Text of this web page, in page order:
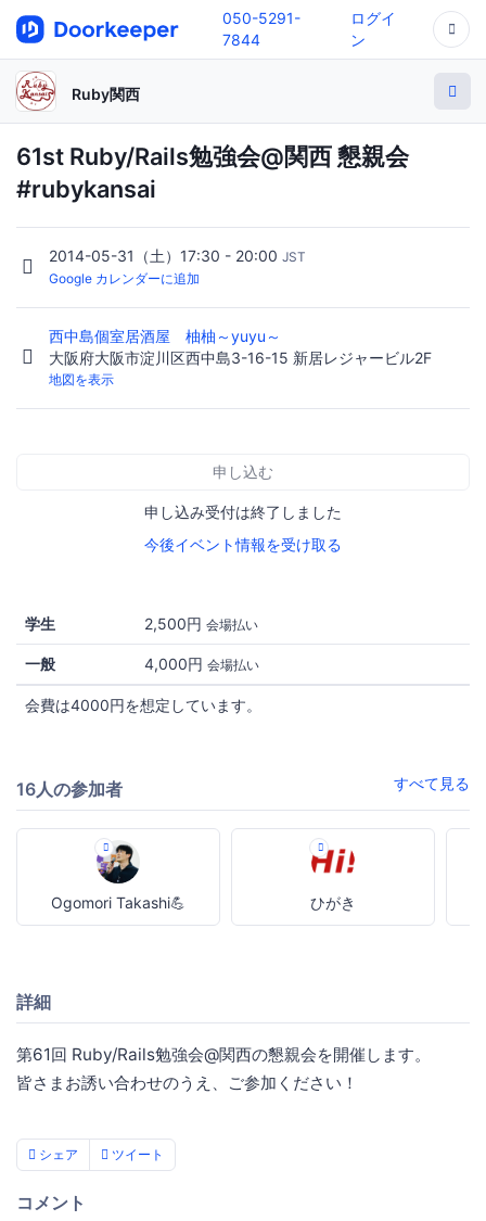
050-5291-
7844
ログイ
ン
Ruby関西
61st Ruby/Rails勉強会@関西 懇親会
#rubykansai
2014-05-31（土）17:30 - 20:00 JST
Google カレンダーに追加
西中島個室居酒屋 柚柚～yuyu～
大阪府大阪市淀川区西中島3-16-15 新居レジャービル2F
地図を表示
申し込む
申し込み受付は終了しました
今後イベント情報を受け取る
学生 2,500円 会場払い
一般 4,000円 会場払い
会費は4000円を想定しています。
16人の参加者 すべて見る
Ogomori Takashi💪 ひがき
詳細
第61回 Ruby/Rails勉強会@関西の懇親会を開催します。
皆さまお誘い合わせのうえ、ご参加ください！
シェア ツイート
コメント